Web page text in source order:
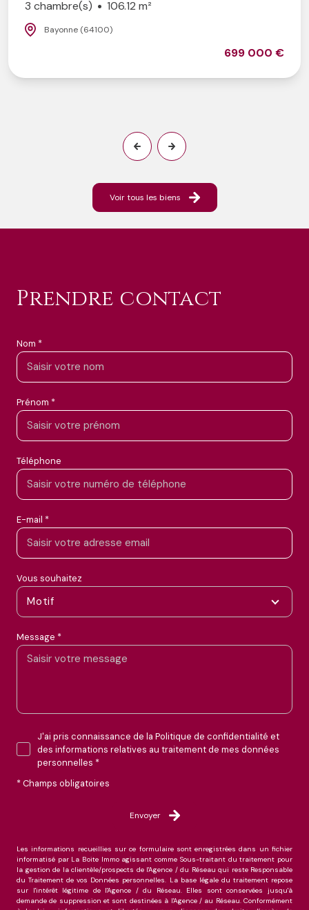
3 chambre(s) 106.12 m²
Bayonne (64100)
699 000 €
Voir tous les biens
prendre contact
Nom *
Prénom *
Téléphone
E-mail *
Vous souhaitez
Motif
Message *
J'ai pris connaissance de la Politique de confidentialité et
des informations relatives au traitement de mes données
personnelles *
* Champs obligatoires
Envoyer
Les informations recueillies sur ce formulaire sont enregistrées dans un fichier
informatisé par La Boite Immo agissant comme Sous-traitant du traitement pour
la gestion de la clientèle/prospects de l'Agence / du Réseau qui reste Responsable
du Traitement de vos Données personnelles. La base légale du traitement repose
sur l'intérêt légitime de l'Agence / du Réseau. Elles sont conservées jusqu'à
demande de suppression et sont destinées à l'Agence / au Réseau. Conformément